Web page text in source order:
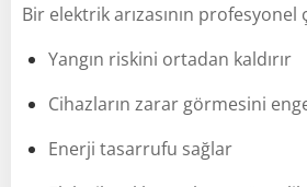
Bir elektrik arızasının profesyonel
Yangın riskini ortadan kaldırır
Cihazların zarar görmesini
Enerji tasarrufu sağlar